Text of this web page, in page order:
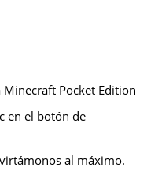
Pocket Edition
en el botón de
al máximo.